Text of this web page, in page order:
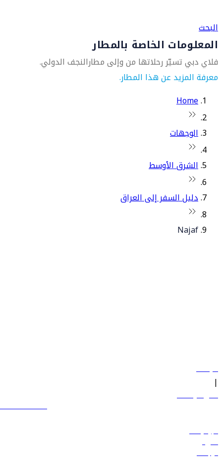
البحث
المعلومات الخاصة بالمطار
فلاي دبي تسيّر رحلاتها من وإلى مطارالنجف الدولي.
معرفة المزيد عن هذا المطار.
Home
الوجهات
الشرق الأوسط
دليل السفر إلى العراق
Najaf
سياساتنا
|
الشروط والأحكام
600 544 445
حجز الرحلات
العروض
الوجهات